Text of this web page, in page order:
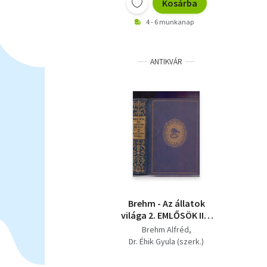
Kosárba
4 - 6 munkanap
ANTIKVÁR
Brehm - Az állatok
világa 2. EMLŐSÖK II. -
Majmok - Félmajmok -
Párosujjú patások
Brehm Alfréd
Dr. Éhik Gyula (szerk.)